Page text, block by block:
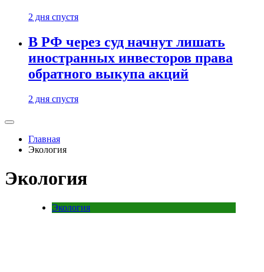
2 дня спустя
В РФ через суд начнут лишать
иностранных инвесторов права
обратного выкупа акций
2 дня спустя
Главная
Экология
Экология
Экология